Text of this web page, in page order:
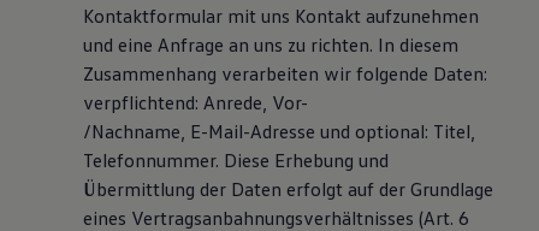
Kontaktformular mit uns Kontakt aufzunehmen
und eine Anfrage an uns zu richten. In diesem
Zusammenhang verarbeiten wir folgende Daten:
verpflichtend: Anrede, Vor-
/Nachname, E-Mail-Adresse und optional: Titel,
Telefonnummer. Diese Erhebung und
Übermittlung der Daten erfolgt auf der Grundlage
eines Vertragsanbahnungsverhältnisses (Art. 6